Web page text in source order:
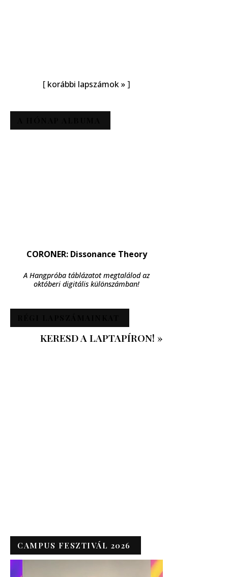
[ korábbi lapszámok »]
CORONER: Dissonance Theory
A Hangpróba táblázatot megtalálod az
októberi digitális különszámban!
KERESD A LAPTAPÍRON! »
CAMPUS FESZTIVÁL 2026